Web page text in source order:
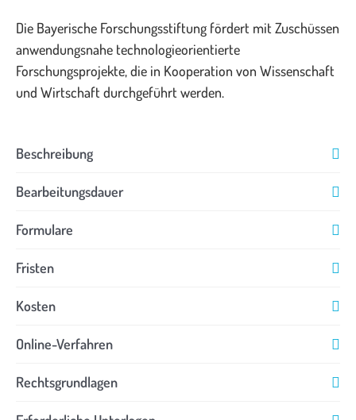
Die Bayerische Forschungsstiftung fördert mit Zuschüssen
anwendungsnahe technologieorientierte
Forschungsprojekte, die in Kooperation von Wissenschaft
und Wirtschaft durchgeführt werden.
Beschreibung
Bearbeitungsdauer
Formulare
Fristen
Kosten
Online-Verfahren
Rechtsgrundlagen